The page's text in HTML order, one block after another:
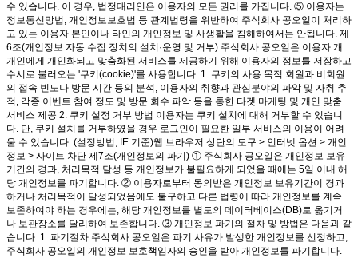
수 있습니다. 이 경우, 법정대리인은 이용자의 모든 권리를 가집니다. ⑤ 이용자는
정보통신망법, 개인정보보호법 등 관계법령을 위반하여 주식회사 공오일이 처리하
고 있는 이용자 본인이나 타인의 개인정보 및 사생활을 침해하여서는 안됩니다. 제
6조(개인정보 자동 수집 장치의 설치·운영 및 거부) 주식회사 공오일은 이용자 개
개인에게 개인화되고 맞춤화된 서비스를 제공하기 위해 이용자의 정보를 저장하고
수시로 불러오는 '쿠키(cookie)'를 사용합니다. 1. 쿠키의 사용 목적 회원과 비회원
의 접속 빈도나 방문 시간 등의 분석, 이용자의 취향과 관심분야의 파악 및 자취 추
적, 각종 이벤트 참여 정도 및 방문 회수 파악 등을 통한 타겟 마케팅 및 개인 맞춤
서비스 제공 2. 쿠키 설정 거부 방법 이용자는 쿠키 설치에 대해 거부할 수 있습니
다. 단, 쿠키 설치를 거부하였을 경우 로그인이 필요한 일부 서비스의 이용이 어려
울 수 있습니다. (설정방법, IE 기준)웹 브라우저 상단의 도구 > 인터넷 옵션 > 개인
정보 > 사이트 차단 제7조(개인정보의 파기) ① 주식회사 공오일은 개인정보 보유
기간의 경과, 처리목적 달성 등 개인정보가 불필요하게 되었을 때에는 5일 이내 해
당 개인정보를 파기합니다. ② 이용자로부터 동의받은 개인정보 보유기간이 경과
하거나 처리목적이 달성되었음에도 불구하고 다른 법령에 따라 개인정보를 계속
보존하여야 하는 경우에는, 해당 개인정보를 별도의 데이터베이스(DB)로 옮기거
나 보관장소를 달리하여 보존합니다. ③ 개인정보 파기의 절차 및 방법은 다음과 같
습니다. 1. 파기절차 주식회사 공오일은 파기 사유가 발생한 개인정보를 선정하고,
주식회사 공오일의 개인정보 보호책임자의 승인을 받아 개인정보를 파기합니다.